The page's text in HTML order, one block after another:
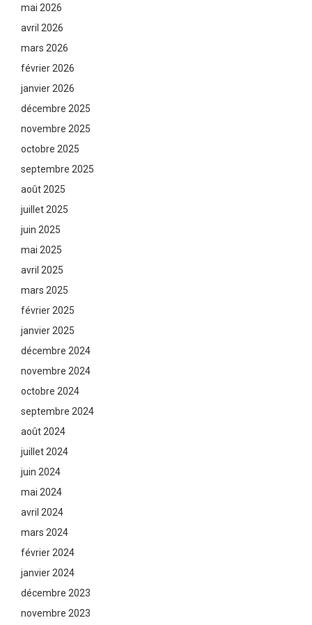
mai 2026
avril 2026
mars 2026
février 2026
janvier 2026
décembre 2025
novembre 2025
octobre 2025
septembre 2025
août 2025
juillet 2025
juin 2025
mai 2025
avril 2025
mars 2025
février 2025
janvier 2025
décembre 2024
novembre 2024
octobre 2024
septembre 2024
août 2024
juillet 2024
juin 2024
mai 2024
avril 2024
mars 2024
février 2024
janvier 2024
décembre 2023
novembre 2023